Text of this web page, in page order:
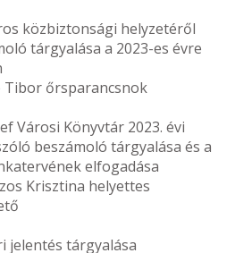
közbiztonsági helyzetéről
tárgyalása a 2023-es évre
Tibor őrsparancsnok
Városi Könyvtár 2023. évi
beszámoló tárgyalása és a
elfogadása
Krisztina helyettes
jelentés tárgyalása